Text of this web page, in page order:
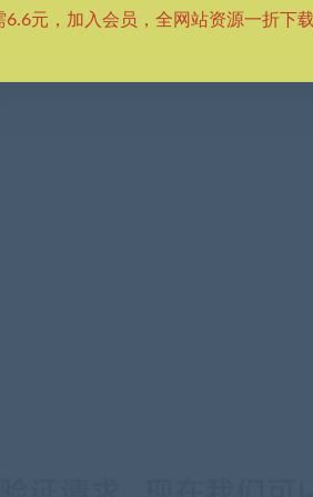
6.6元，加入会员，全网站资源一折下载